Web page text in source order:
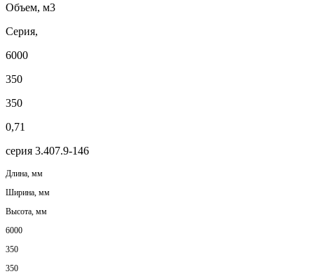
Объем, м3
Серия,
6000
350
350
0,71
серия 3.407.9-146
Длина, мм
Ширина, мм
Высота, мм
6000
350
350